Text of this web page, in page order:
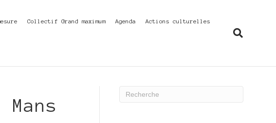
Collectif Grand maximum Agenda Actions culturelles